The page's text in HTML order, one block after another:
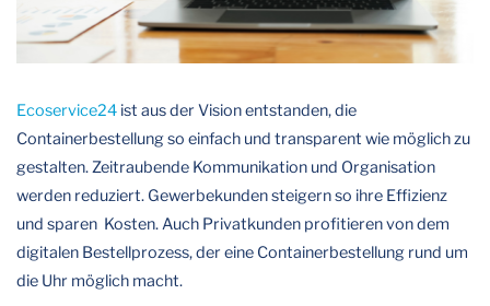
Ecoservice24 ist aus der Vision entstanden, die
Containerbestellung so einfach und transparent wie möglich zu
gestalten. Zeitraubende Kommunikation und Organisation
werden reduziert. Gewerbekunden steigern so ihre Effizienz
und sparen Kosten. Auch Privatkunden profitieren von dem
digitalen Bestellprozess, der eine Containerbestellung rund um
die Uhr möglich macht.